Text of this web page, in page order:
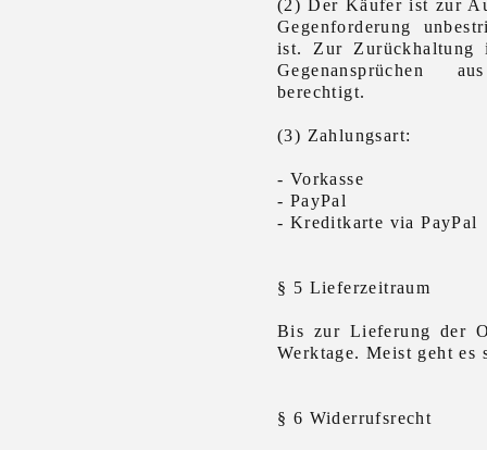
(2) Der Käufer ist zur
Gegenforderung
ist. Zur Zurückhaltung
Gegenansprüchen
berechtigt.
(3) Zahlungsart:
- Vorkasse
- PayPal
- Kreditkarte via PayPal
§ 5 Lieferzeitraum
Bis zur Lieferung der
Werktage. Meist geht es
§ 6 Widerrufsrecht